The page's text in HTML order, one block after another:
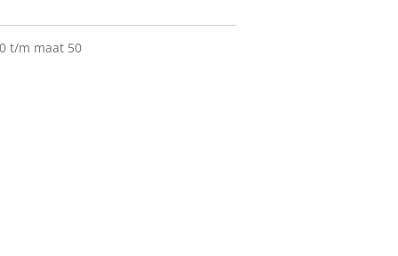
t/m maat 50